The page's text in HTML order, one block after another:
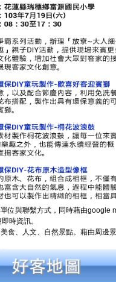
位與聯繫方式，同時藉由google
時資訊。
食、人文、自然景點。藉由周邊